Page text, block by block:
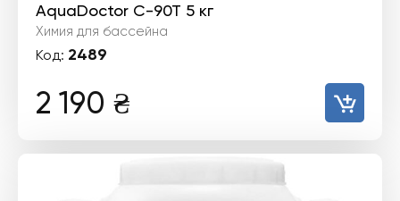
AquaDoctor C-90T 5 кг
Химия для бассейна
Код: 2489
2 190 ₴